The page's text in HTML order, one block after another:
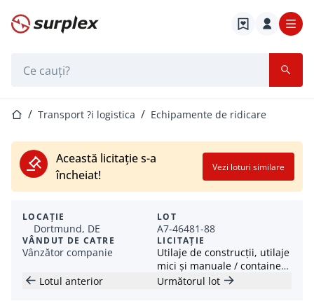
Pagina de start
Pagina de start
Transport ?i logistica Echipamente de ridicare
Această licitație s-a
încheiat!
Vezi loturi similare
LOCAȚIE
Dortmund, DE
VÂNDUT DE CATRE
Vânzător companie
LOT
A7-46481-88
LICITAȚIE
Utilaje de construcții, utilaje
mici și manuale / containere
/ remorci de construcții
Lotul anterior Următorul lot